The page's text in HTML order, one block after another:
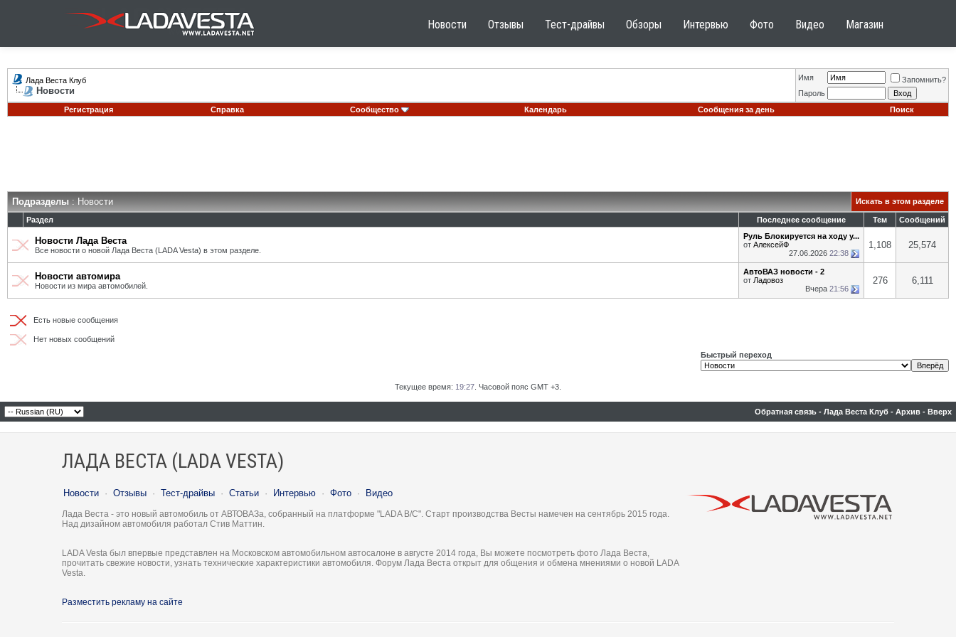
Новости Отзывы Тест-драйвы Обзоры Интервью Фото Видео Магазин
Лада Веста Клуб
Новости
Имя
Запомнить?
Пароль
Регистрация
Справка Сообщество Календарь Сообщения за день Поиск
Подразделы: Новости Искать в этом разделе
Раздел Последнее сообщение Тем Сообщений
Новости Лада Веста
Все новости о новой Лада Веста (LADA Vesta) в этом разделе.
Руль Блокируется на ходу у...
от АлексейФ
27.06.2026 22:38
1,108 25,574
Новости автомира
Новости из мира автомобилей.
АвтоВАЗ новости - 2
от Ладовоз
Вчера 21:56
276 6,111
Есть новые сообщения
Нет новых сообщений
Быстрый переход
Текущее время: 19:27 . Часовой пояс GMT +3.
Обратная связь - Лада Веста Клуб - Архив - Вверх
ЛАДА ВЕСТА (LADA VESTA)
Новости · Отзывы · Тест-драйвы · Статьи · Интервью · Фото · Видео
Лада Веста - это новый автомобиль от АВТОВАЗа, собранный на платформе "LADA B/C". Старт производства Весты намечен на сентябрь 2015 года.
Над дизайном автомобиля работал Стив Маттин.
LADA Vesta был впервые представлен на Московском автомобильном автосалоне в августе 2014 года, Вы можете посмотреть фото Лада Веста,
прочитать свежие новости, узнать технические характеристики автомобиля. Форум Лада Веста открыт для общения и обмена мнениями о новой LADA
Vesta.
Разместить рекламу на сайте